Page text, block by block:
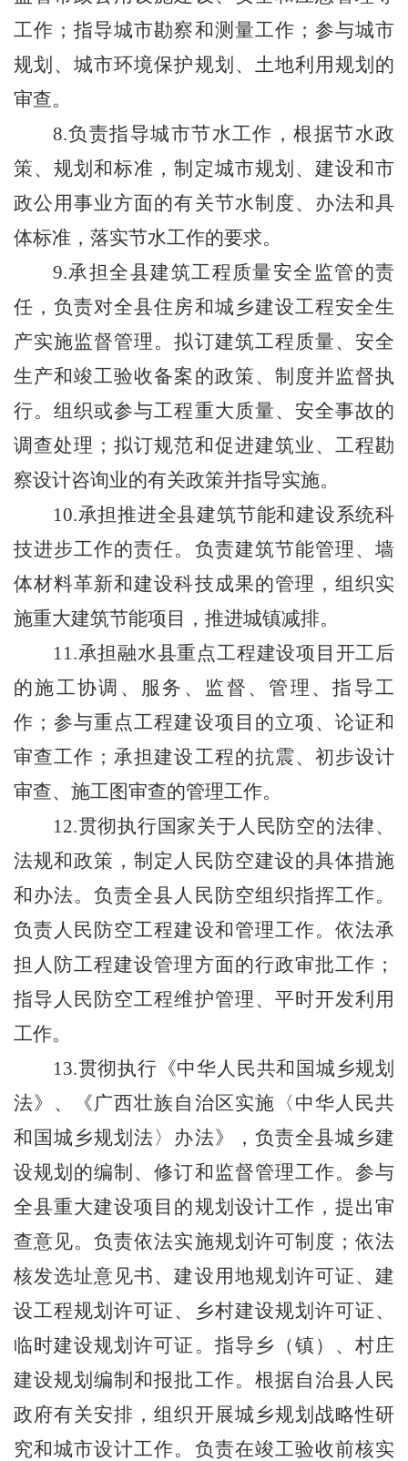
工作； 指导城市勘察和测量工作；参与城市
规划、城市环境保护规划、土地利用规划的
审查。
8.负责指导城市节水工作，根据节水政
策、规划和标准，制定城市规划、建设和市
政公用事业方面的有关节水制度、办法和具
体标准，落实节水工作的要求。
9.承担全县建筑工程质量安全监管的责
任，负责对全县住房和城乡建设工程安全生
产实施监督管理。拟订建筑工程质量、安全
生产和竣工验收备案的政策、制度并监督执
行。组织或参与工程重大质量、安全事故的
调查处理；拟订规范和促进建筑业、工程勘
察设计咨询业的有关政策并指导实施。
10.承担推进全县建筑节能和建设系统科
技进步工作的责任。负责建筑节能管理、墙
体材料革新和建设科技成果的管理，组织实
施重大建筑节能项目，推进城镇减排。
11.承担融水县重点工程建设项目开工后
的施工协调、服务、监督、管理、指导工
作；参与重点工程建设项目的立项、论证和
审查工作；承担建设工程的抗震、初步设计
审查、施工图审查的管理工作。
12.贯彻执行国家关于人民防空的法律、
法规和政策，制定人民防空建设的具体措施
和办法。负责全县人民防空组织指挥工作。
负责人民防空工程建设和管理工作。依法承
担人防工程建设管理方面的行政审批工作；
指导人民防空工程维护管理、平时开发利用
工作。
13.贯彻执行《中华人民共和国城乡规划
法》、《广西壮族自治区实施〈中华人民共
和国城乡规划法〉办法》，负责全县城乡建
设规划的编制、修订和监督管理工作。参与
全县重大建设项目的规划设计工作，提出审
查意见。负责依法实施规划许可制度；依法
核发选址意见书、建设用地规划许可证、建
设工程规划许可证、乡村建设规划许可证、
临时建设规划许可证。指导乡（镇）、村庄
建设规划编制和报批工作。根据自治县人民
政府有关安排，组织开展城乡规划战略性研
究和城市设计工作。负责在竣工验收前核实